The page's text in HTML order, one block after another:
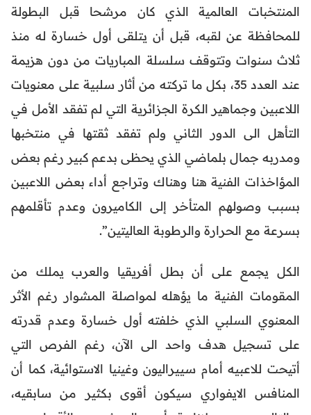
المنتخبات العالمية الذي كان مرشحا قبل البطولة
للمحافظة عن لقبه، قبل أن يتلقى أول خسارة له منذ
ثلاث سنوات وتتوقف سلسلة المباريات من دون هزيمة
عند العدد 35، بكل ما تركته من أثار سلبية على معنويات
اللاعبين وجماهير الكرة الجزائرية التي لم تفقد الأمل في
التأهل الى الدور الثاني ولم تفقد ثقتها في منتخبها
ومدربه جمال بلماضي الذي يحظى بدعم كبير رغم بعض
المؤاخذات الفنية هنا وهناك وتراجع أداء بعض اللاعبين
بسبب وصولهم المتأخر إلى الكاميرون وعدم تأقلمهم
بسرعة مع الحرارة والرطوبة العاليتين”.
الكل يجمع على أن بطل أفريقيا والعرب يملك من
المقومات الفنية ما يؤهله لمواصلة المشوار رغم الأثر
المعنوي السلبي الذي خلفته أول خسارة وعدم قدرته
على تسجيل هدف واحد الى الآن، رغم الفرص التي
أتيحت للاعبيه أمام سييراليون وغينيا الاستوائية، كما أن
المنافس الايفواري سيكون أقوى بكثير من سابقيه،